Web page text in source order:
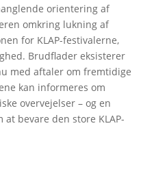
orientering af
omkring lukning af
for KLAP-festivalerne,
Brudflader eksisterer
med aftaler om fremtidige
kan informeres om
overvejelser – og en
bevare den store KLAP-